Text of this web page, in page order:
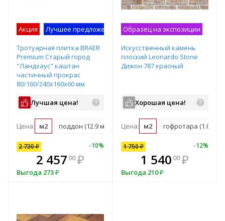
Акция Лучшее предложение Образец на экспозиции
Тротуарная плитка BRAER
Premium Старый город
"Ландхаус" каштан
частичный прокрас
80/160/240х160х60 мм
Лучшая цена!
Цена: м2 поддон (12.9 м2)
2 730₽ -10%
2 457 00 ₽
Выгода 273₽
В комплекте
всегда выгоднее!
Образец на экспозиции
Искусственный камень
плоский Leonardo Stone
Дижон 787 красный
Хорошая цена!
Цена: м2 гофротара (1.05 м2)
9% 1 750 -
1 54000
Выгода210
1 750₽ -12%
1 540 00 ₽
Выгода 210₽